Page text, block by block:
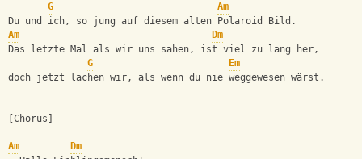
G
Am
Du und ich, so jung auf diesem alten Polaroid Bild.
Am
Dm
Das letzte Mal als wir uns sahen, ist viel zu lang her,
G
Em
doch jetzt lachen wir, als wenn du nie weggewesen wärst.
[Chorus]
Am
Dm